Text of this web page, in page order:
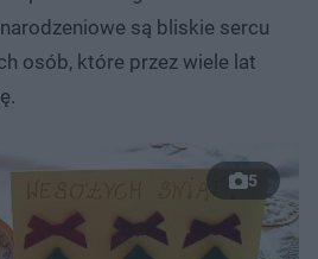
są bliskie sercu
osób, które przez wiele lat
5